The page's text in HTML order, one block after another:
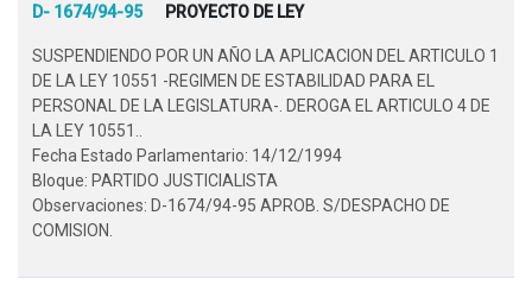
D- 1674/94-95 PROYECTO DE LEY
SUSPENDIENDO POR UN AÑO LA APLICACION DEL ARTICULO 1
DE LA LEY 10551 -REGIMEN DE ESTABILIDAD PARA EL
PERSONAL DE LA LEGISLATURA-. DEROGA EL ARTICULO 4 DE
LA LEY 10551..
Fecha Estado Parlamentario: 14/12/1994
Bloque: PARTIDO JUSTICIALISTA
Observaciones: D-1674/94-95 APROB. S/DESPACHO DE
COMISION.